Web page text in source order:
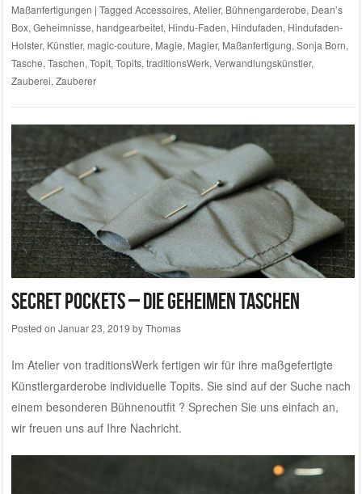
Maßanfertigungen | Tagged Accessoires, Atelier, Bühnengarderobe, Dean’s
Box, Geheimnisse, handgearbeitet, Hindu-Faden, Hindufaden, Hindufaden-
Holster, Künstler, magic-couture, Magie, Magier, Maßanfertigung, Sonja Born,
Tasche, Taschen, Topit, Topits, traditionsWerk, Verwandlungskünstler,
Zauberei, Zauberer
Secret Pockets – die geheimen Taschen
Posted on Januar 23, 2019 byThomas
Im Atelier von traditionsWerkfertigen wir für ihre maßgefertigte
Künstlergarderobe individuelle Topits. Sie sind auf der Suche nach
einem besonderen Bühnenoutfit ? Sprechen Sie uns einfach an,
wir freuen uns auf Ihre Nachricht.